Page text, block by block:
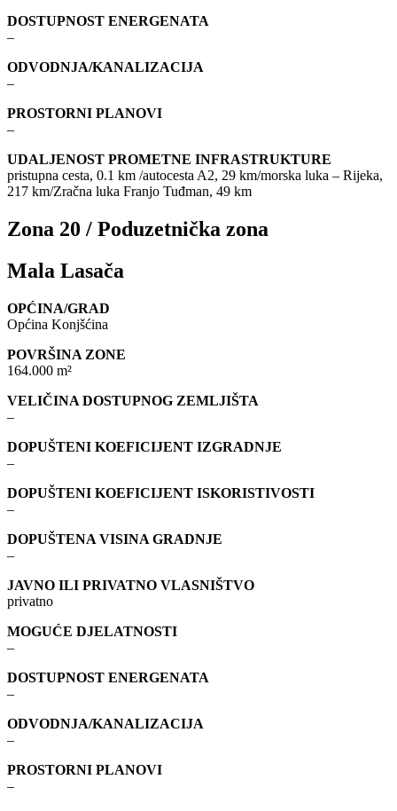
DOSTUPNOST ENERGENATA
–
ODVODNJA/KANALIZACIJA
–
PROSTORNI PLANOVI
–
UDALJENOST PROMETNE INFRASTRUKTURE
pristupna cesta, 0.1 km /autocesta A2, 29 km/morska luka – Rijeka,
217 km/Zračna luka Franjo Tuđman, 49 km
Zona 20 / Poduzetnička zona
Mala Lasača
OPĆINA/GRAD
Općina Konjšćina
POVRŠINA ZONE
164.000 m²
VELIČINA DOSTUPNOG ZEMLJIŠTA
–
DOPUŠTENI KOEFICIJENT IZGRADNJE
–
DOPUŠTENI KOEFICIJENT ISKORISTIVOSTI
–
DOPUŠTENA VISINA GRADNJE
–
JAVNO ILI PRIVATNO VLASNIŠTVO
privatno
MOGUĆE DJELATNOSTI
–
DOSTUPNOST ENERGENATA
–
ODVODNJA/KANALIZACIJA
–
PROSTORNI PLANOVI
–